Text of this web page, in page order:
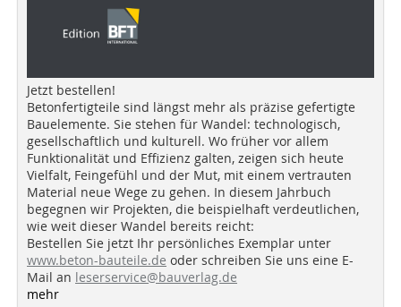
Jetzt bestellen!
Betonfertigteile sind längst mehr als präzise gefertigte
Bauelemente. Sie stehen für Wandel: technologisch,
gesellschaftlich und kulturell. Wo früher vor allem
Funktionalität und Effizienz galten, zeigen sich heute
Vielfalt, Feingefühl und der Mut, mit einem vertrauten
Material neue Wege zu gehen. In diesem Jahrbuch
begegnen wir Projekten, die beispielhaft verdeutlichen,
wie weit dieser Wandel bereits reicht:
Bestellen Sie jetzt Ihr persönliches Exemplar unter
www.beton-bauteile.de oder schreiben Sie uns eine E-
Mail an leserservice@bauverlag.de
mehr